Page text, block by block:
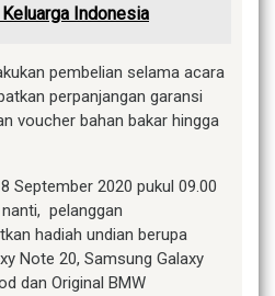
Indonesia
pembelian selama acara
perpanjangan garansi
voucher bahan bakar hingga
September 2020 pukul 09.00
pelanggan
hadiah undian berupa
Note 20, Samsung Galaxy
dan Original BMW